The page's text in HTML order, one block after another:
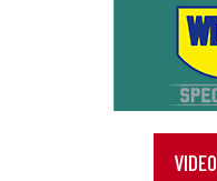
VIDEO